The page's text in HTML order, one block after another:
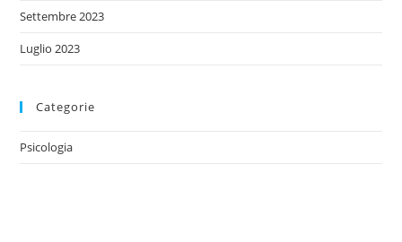
Settembre 2023
Luglio 2023
Categorie
Psicologia